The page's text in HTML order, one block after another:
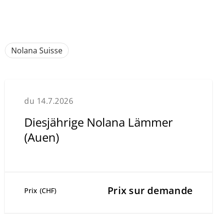
Nolana Suisse
du 14.7.2026
Diesjährige Nolana Lämmer
(Auen)
Prix (CHF) Prix sur demande